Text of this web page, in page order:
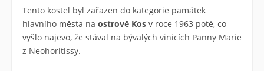
Tento kostel byl zařazen do kategorie památek
hlavního města na ostrově Kos v roce 1963 poté, co
vyšlo najevo, že stával na bývalých vinicích Panny Marie
z Neohoritissy.